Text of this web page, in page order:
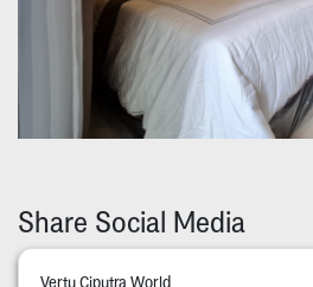
Share Social Media
Vertu Ciputra World